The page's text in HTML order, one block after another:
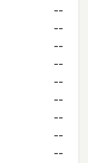
--
--
--
--
--
--
--
--
--